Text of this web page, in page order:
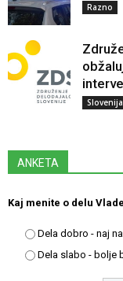
Razno
Slovenija
ANKETA
Kaj menite o delu
Dela dobro - naj
Dela slabo - bolje